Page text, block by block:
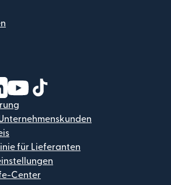
neuen Fenster geöffnet)
neuen Fenster geöffnet)
in einem neuen Fenster geöffnet)
(wird in einem neuen Fenster geöffnet)
(wird in einem neuen Fenster
für Lieferanten
Center